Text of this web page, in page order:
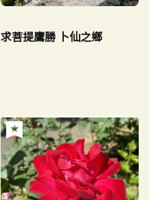
求菩提鷹勝 卜仙之鄉